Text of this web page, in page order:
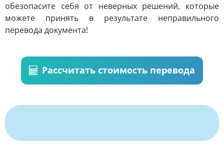
обезопасите себя от неверных решений, которые
можете принять в результате неправильного
перевода документа!
Рассчитать стоимость перевода